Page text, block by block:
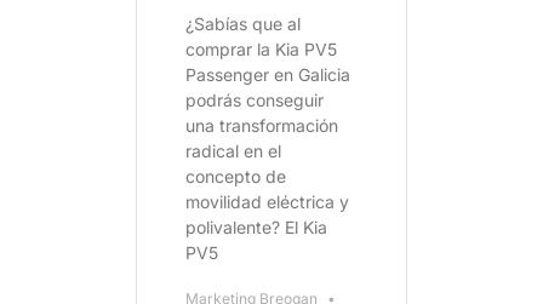
¿Sabías que al
comprar la Kia PV5
Passenger en Galicia
podrás conseguir
una transformación
radical en el
concepto de
movilidad eléctrica y
polivalente? El Kia
PV5
Marketing Breogan